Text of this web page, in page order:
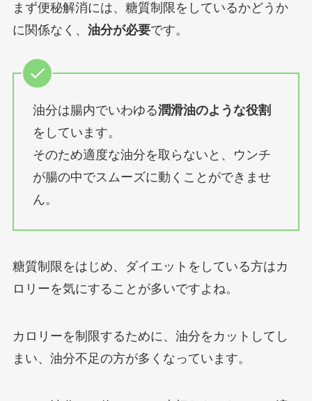
まず便秘解消には、糖質制限をしているかどうか
に関係なく、 油分が必要です。
油分は腸内でいわゆる潤滑油のような役割
をしています。
そのため適度な油分を取らないと、ウンチ
が腸の中でスムーズに動くことができませ
ん。
糖質制限をはじめ、ダイエットをしている方はカ
ロリーを気にすることが多いですよね。
カロリーを制限するために、油分をカットしてし
まい、油分不足の方が多くなっています。